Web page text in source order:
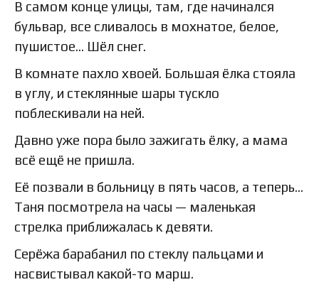
В самом конце улицы, там, где начинался
бульвар, все сливалось в мохнатое, белое,
пушистое… Шёл снег.
В комнате пахло хвоей. Большая ёлка стояла
в углу, и стеклянные шары тускло
поблескивали на ней.
Давно уже пора было зажигать ёлку, а мама
всё ещё не пришла.
Её позвали в больницу в пять часов, а теперь…
Таня посмотрела на часы — маленькая
стрелка приближалась к девяти.
Серёжа барабанил по стеклу пальцами и
насвистывал какой-то марш.